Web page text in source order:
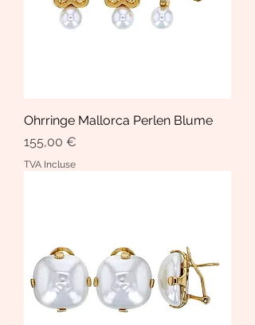
Ohrringe Mallorca Perlen Blume
Prix
155,00 €
TVA Incluse